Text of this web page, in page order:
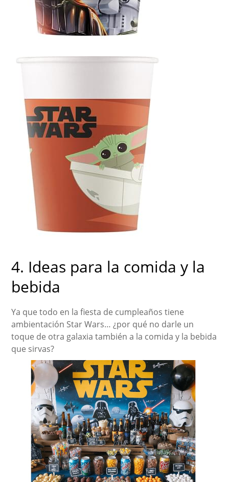
4. Ideas para la comida y la
bebida
Ya que todo en la fiesta de cumpleaños tiene
ambientación Star Wars… ¿por qué no darle un
toque de otra galaxia también a la comida y la bebida
que sirvas?